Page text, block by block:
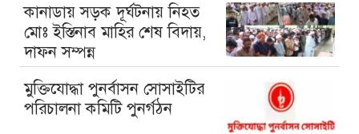
কানাডায় সড়ক দূর্ঘটনায় নিহত
মোঃ ইস্তিনাব মাহির শেষ বিদায়,
দাফন সম্পন্ন
মুক্তিযোদ্ধা পুনর্বাসন সোসাইটির
পরিচালনা কমিটি পুনর্গঠন